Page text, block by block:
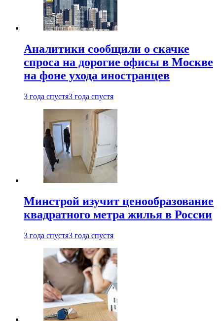
Аналитики сообщили о скачке
спроса на дорогие офисы в Москве
на фоне ухода иностранцев
3 года спустя3 года спустя
Минстрой изучит ценообразование
квадратного метра жилья в России
3 года спустя3 года спустя